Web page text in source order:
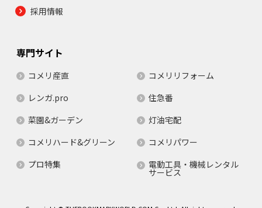
採用情報
専門サイト
コメリ産直
コメリリフォーム
レンガ.pro
住急番
菜園&ガーデン
灯油宅配
コメリハード&グリーン
コメリパワー
プロ特集
電動工具・機械レンタル
サービス